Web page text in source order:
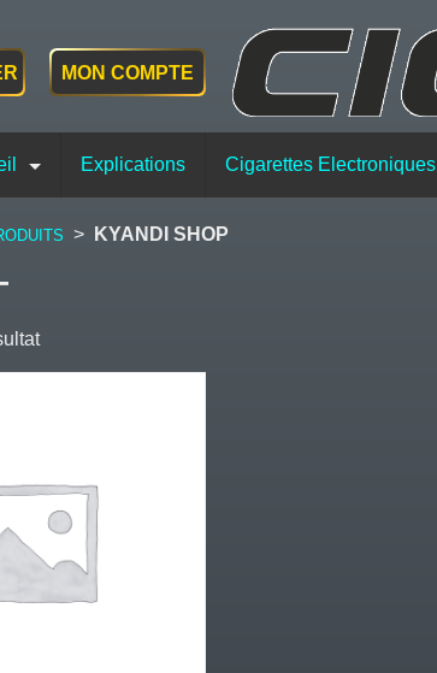
MON COMPTE
Explications Cigarettes Electroniques
> KYANDI SHOP